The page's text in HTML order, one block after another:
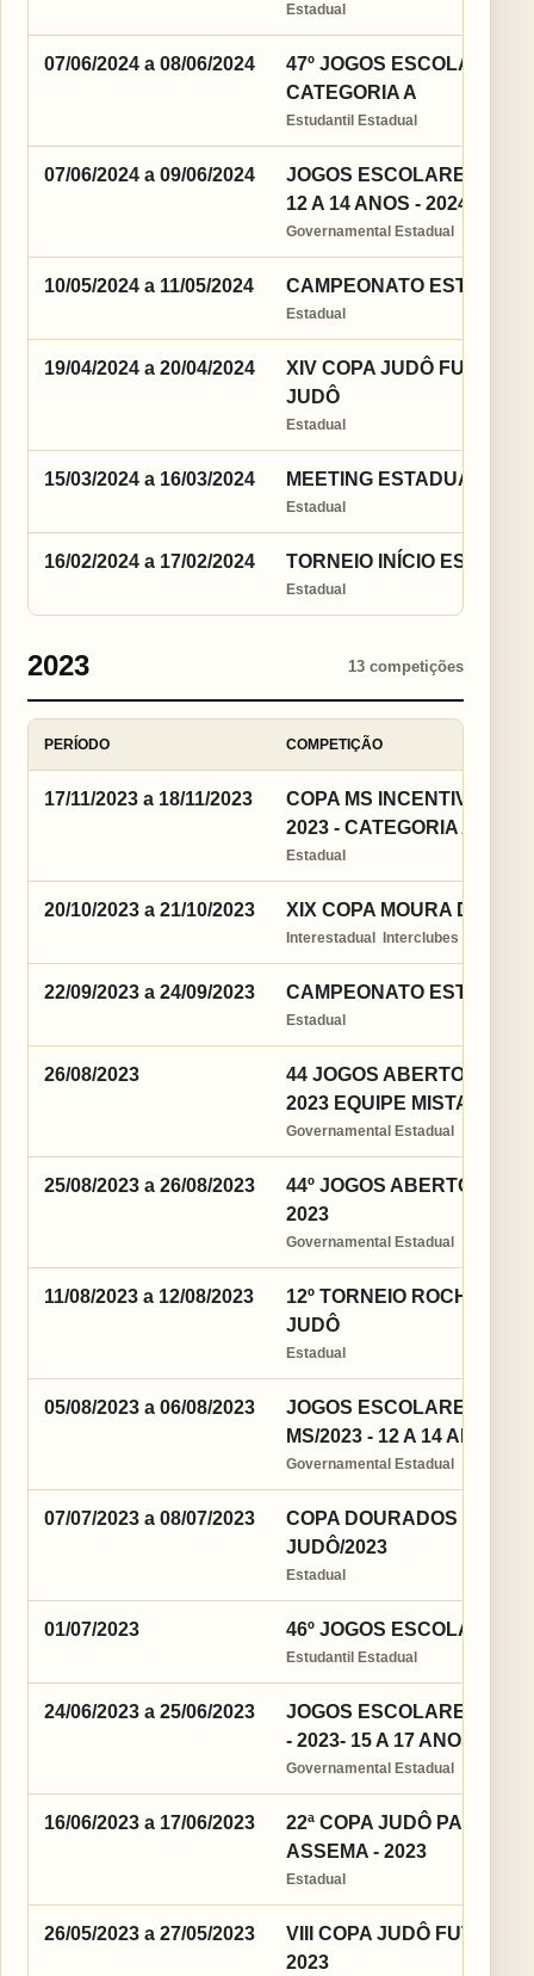
Estadual
07/06/2024 a 08/06/2024
47º JOGOS ESCOLARES
CATEGORIA A
Estudantil Estadual
07/06/2024 a 09/06/2024
JOGOS ESCOLARES DA
12 A 14 ANOS - 2024
Governamental Estadual
10/05/2024 a 11/05/2024 CAMPEONATO
Estadual
19/04/2024 a 20/04/2024
XIV COPA JUDÔ FUTURO
JUDÔ
Estadual
15/03/2024 a 16/03/2024 MEETING ESTADUAL 2024
Estadual
16/02/2024 a 17/02/2024 TORNEIO INÍCIO
Estadual
2023 13 competições
PERÍODO COMPETIÇÃO
17/11/2023 a 18/11/2023
COPA MS INCENTIVO
2023 - CATEGORIA A
Estadual
20/10/2023 a 21/10/2023 XIX COPA MOURA DE
Interestadual  Interclubes
22/09/2023 a 24/09/2023 CAMPEONATO
Estadual
26/08/2023
44 JOGOS ABERTOS DE
2023 EQUIPE MISTAS
Governamental Estadual
25/08/2023 a 26/08/2023
44º JOGOS ABERTOS DE
2023
Governamental Estadual
11/08/2023 a 12/08/2023
12º TORNEIO ROCHA
JUDÔ
Estadual
05/08/2023 a 06/08/2023
JOGOS ESCOLARES DA
MS/2023 - 12 A 14 ANOS
Governamental Estadual
07/07/2023 a 08/07/2023
COPA DOURADOS
JUDÔ/2023
Estadual
01/07/2023 46º JOGOS ESCOLARES
Estudantil Estadual
24/06/2023 a 25/06/2023
JOGOS ESCOLARES DA
- 2023- 15 A 17 ANOS
Governamental Estadual
16/06/2023 a 17/06/2023
22ª COPA JUDÔ PARA
ASSEMA - 2023
Estadual
26/05/2023 a 27/05/2023
VIII COPA JUDÔ FUTURO
2023